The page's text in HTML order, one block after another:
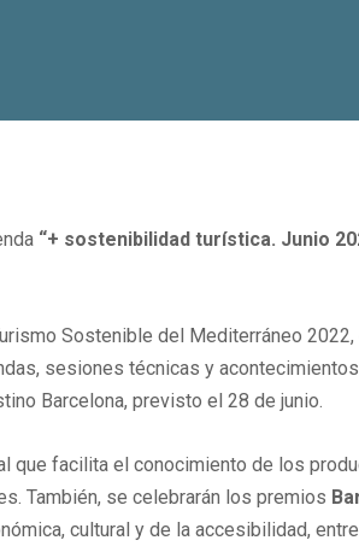
“+ sostenibilidad turística. Junio
Sostenible del Mediterráneo
sesiones técnicas y
Barcelona, previsto el 28 de junio.
que facilita el conocimiento de los
También, se celebrarán los premios
cultural y de la accesibilidad,